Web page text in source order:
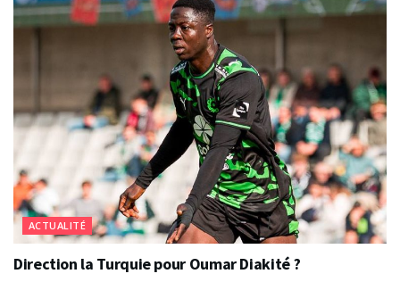
ACTUALITÉ
Direction la Turquie pour Oumar Diakité ?